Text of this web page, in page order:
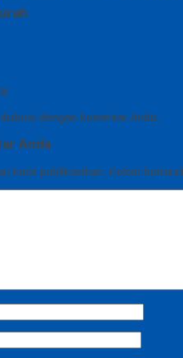
dengan komentar Anda.
Anda
kami publikasikan. Kolom